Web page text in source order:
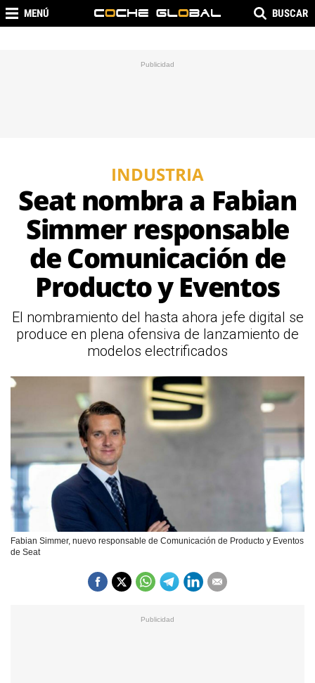
MENÚ BUSCAR
INDUSTRIA
Seat nombra a Fabian
Simmer responsable
de Comunicación de
Producto y Eventos
El nombramiento del hasta ahora jefe digital se
produce en plena ofensiva de lanzamiento de
modelos electrificados
Fabian Simmer, nuevo responsable de Comunicación de Producto y Eventos
de Seat